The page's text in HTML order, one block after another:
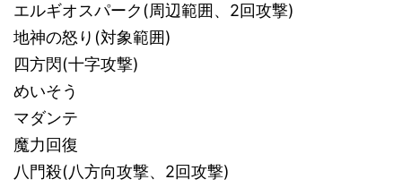
エルギオスパーク(周辺範囲、2回攻撃)
地神の怒り(対象範囲)
四方閃(十字攻撃)
めいそう
マダンテ
魔力回復
八門殺(八方向攻撃、2回攻撃)